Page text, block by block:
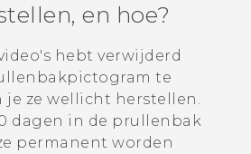
en hoe?
hebt verwijderd
te
je ze wellicht herstellen.
dagen in de prullenbak
permanent worden